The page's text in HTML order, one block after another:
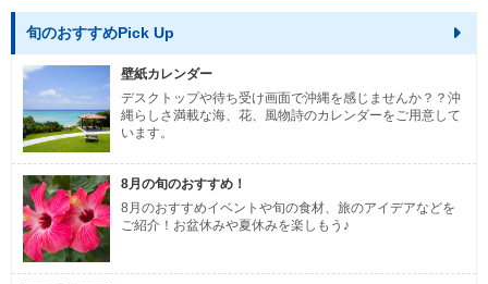
旬のおすすめPick Up
壁紙カレンダー
デスクトップや待ち受け画面で沖縄を感じませんか？？沖
縄らしさ満載な海、花、風物詩のカレンダーをご用意して
います。
8月の旬のおすすめ！
8月のおすすめイベントや旬の食材、旅のアイデアなどを
ご紹介！お盆休みや夏休みを楽しもう♪